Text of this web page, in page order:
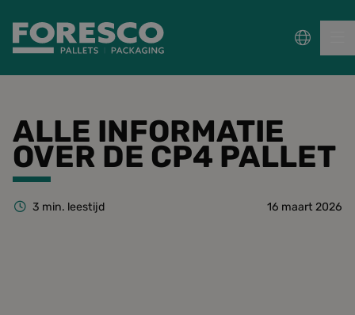
COLLECT, REPAIR & RE-USE
ALLE INFORMATIE
OVER DE CP4 PALLET
3 min. leestijd 16 maart 2026